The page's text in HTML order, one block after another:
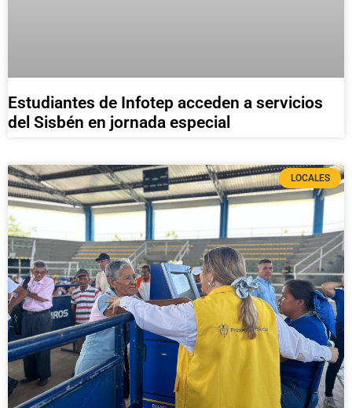
Estudiantes de Infotep acceden a servicios
del Sisbén en jornada especial
LOCALES